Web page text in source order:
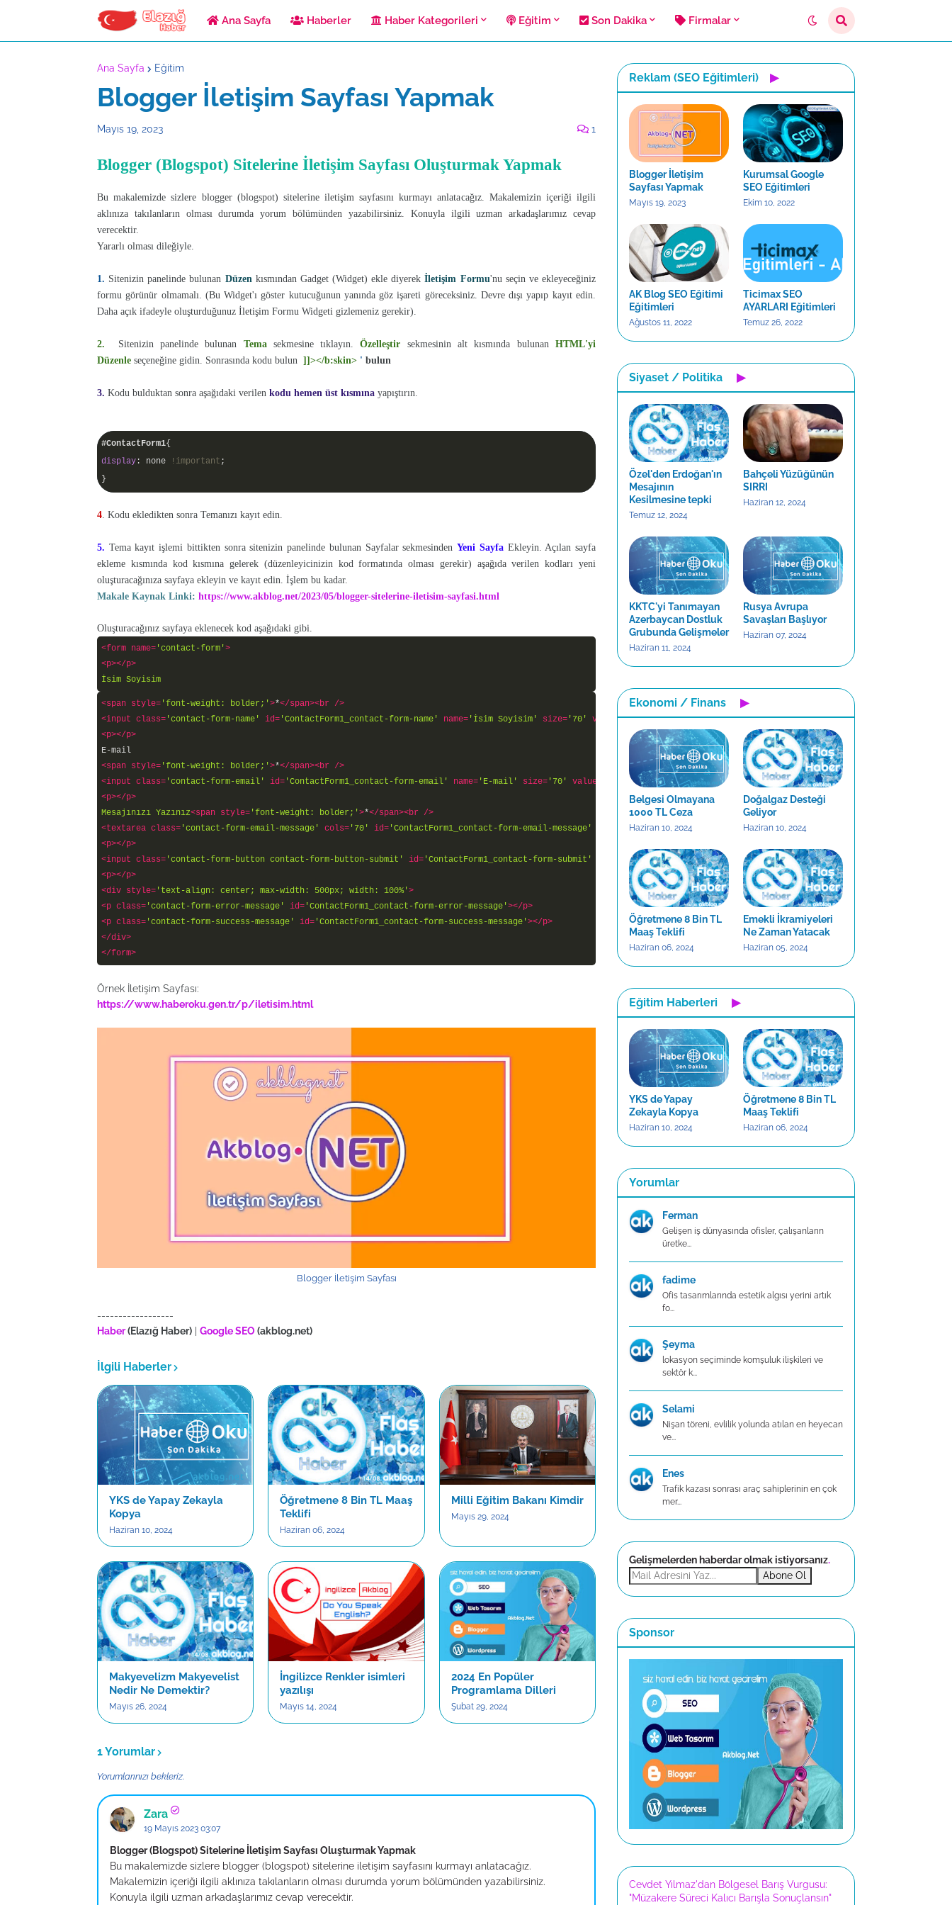
Ana Sayfa Haberler Haber Kategorileri Eğitim Son Dakika Firmalar
Ana Sayfa Eğitim
Blogger İletişim Sayfası Yapmak
Mayıs 19, 2023 1
Blogger (Blogspot) Sitelerine İletişim Sayfası Oluşturmak Yapmak
Bu makalemizde sizlere blogger (blogspot) sitelerine iletişim sayfasını kurmayı anlatacağız. Makalemizin içeriği ilgili
aklınıza takılanların olması durumda yorum bölümünden yazabilirsiniz. Konuyla ilgili uzman arkadaşlarımız cevap
verecektir.
Yararlı olması dileğiyle.
1. Sitenizin panelinde bulunan Düzen kısmından Gadget (Widget) ekle diyerekİletişim Formu'nu seçin ve ekleyeceğiniz
formu görünür olmamalı. (Bu Widget'ı göster kutucuğunun yanında göz işareti göreceksiniz. Devre dışı yapıp kayıt edin.
Daha açık ifadeyle oluşturduğunuz İletişim Formu Widgeti gizlemeniz gerekir).
2. Sitenizin panelinde bulunan Tema sekmesine tıklayın.Özelleştir sekmesinin alt kısmında bulunanHTML'yi
Düzenle seçeneğine gidin. Sonrasında kodu bulun ]]></b:skin> ' bulun
3. Kodu bulduktan sonra aşağıdaki verilen kodu hemen üst kısmına yapıştırın.
#ContactForm1
display : none !important ;
}
4. Kodu ekledikten sonra Temanızı kayıt edin.
5. Tema kayıt işlemi bittikten sonra sitenizin panelinde bulunan Sayfalar sekmesindenYeni SayfaEkleyin. Açılan sayfa
ekleme kısmında kod kısmına gelerek (düzenleyicinizin kod formatında olması gerekir) aşağıda verilen kodları yeni
oluşturacağınıza sayfaya ekleyin ve kayıt edin. İşlem bu kadar.
Makale Kaynak Linki: https://www.akblog.net/2023/05/blogger-sitelerine-iletisim-sayfasi.html
Oluşturacağınız sayfaya eklenecek kod aşağıdaki gibi.
<form name= 'contact-form'>
<p></p>
İsim Soyisim
<span style= 'font-weight: bolder;'>*</span><br />
<input class= 'contact-form-name' id= 'ContactForm1_contact-form-name' name= 'İsim Soyisim' size= '70' value ='' type='text' />
<p></p>
E-mail
<span style= 'font-weight: bolder;'>*</span><br />
<input class= 'contact-form-email' id= 'ContactForm1_contact-form-email' name= 'E-mail' size= '70' value type ='text' />
<p></p>
Mesajınızı Yazınız<span style= 'font-weight: bolder;'>*</span><br />
<textarea class= 'contact-form-email-message' cols= '70' id= 'ContactForm1_contact-form-email-message' 'Mesajınızı Yazınız' rows='5'></textarea
<p></p>
<input class= 'contact-form-button contact-form-button-submit' id= 'ContactForm1_contact-form-submit' 'Gönder' type='submit'
/>
<p></p>
<div style= 'text-align: center; max-width: 500px; width: 100%'>
<p class= 'contact-form-error-message' id= 'ContactForm1_contact-form-error-message'></p>
<p class= 'contact-form-success-message' id= 'ContactForm1_contact-form-success-message'></p>
</div>
</form>
Örnek İletişim Sayfası:
https://www.haberoku.gen.tr/p/iletisim.html
Blogger İletişim Sayfası
------------------
Haber(Elazığ Haber) Google SEO(akblog.net)
İlgili Haberler
YKS de Yapay Zekayla
Kopya
Haziran 10, 2024
Öğretmene 8 Bin TL Maaş
Teklifi
Haziran 06, 2024
Milli Eğitim Bakanı Kimdir
Mayıs 29, 2024
Makyevelizm Makyevelist
Nedir Ne Demektir?
Mayıs 26, 2024
İngilizce Renkler isimleri
yazılışı
Mayıs 14, 2024
2024 En Popüler
Programlama Dilleri
Şubat 29, 2024
1 Yorumlar
Yorumlarınızı bekleriz.
Zara
19 Mayıs 2023 03:07
Blogger (Blogspot) Sitelerine İletişim Sayfası Oluşturmak Yapmak
Bu makalemizde sizlere blogger (blogspot) sitelerine iletişim sayfasını kurmayı anlatacağız.
Makalemizin içeriği ilgili aklınıza takılanların olması durumda yorum bölümünden yazabilirsiniz.
Konuyla ilgili uzman arkadaşlarımız cevap verecektir.
Reklam (SEO Eğitimleri) ▶
Blogger İletişim
Sayfası Yapmak
Mayıs 19, 2023
Kurumsal Google
SEO Eğitimleri
Ekim 10, 2022
AK Blog SEO Eğitimi
Eğitimleri
Ağustos 11, 2022
Ticimax SEO
AYARLARI Eğitimleri
Temuz 26, 2022
Siyaset / Politika ▶
Özel'den Erdoğan'ın
Mesajının
Kesilmesine tepki
Temuz 12, 2024
Bahçeli Yüzüğünün
SIRRI
Haziran 12, 2024
KKTC'yi Tanımayan
Azerbaycan Dostluk
Grubunda Gelişmeler
Haziran 11, 2024
Rusya Avrupa
Savaşları Başlıyor
Haziran 07, 2024
Ekonomi / Finans ▶
Belgesi Olmayana
1000 TL Ceza
Haziran 10, 2024
Doğalgaz Desteği
Geliyor
Haziran 10, 2024
Öğretmene 8 Bin TL
Maaş Teklifi
Haziran 06, 2024
Emekli İkramiyeleri
Ne Zaman Yatacak
Haziran 05, 2024
Eğitim Haberleri ▶
YKS de Yapay
Zekayla Kopya
Haziran 10, 2024
Öğretmene 8 Bin TL
Maaş Teklifi
Haziran 06, 2024
Yorumlar
Ferman
Gelişen iş dünyasında ofisler, çalışanların
üretke...
fadime
Ofis tasarımlarında estetik algısı yerini artık
fo...
Şeyma
lokasyon seçiminde komşuluk ilişkileri ve
sektör k...
Selami
Nişan töreni, evlilik yolunda atılan en heyecan
ve...
Enes
Trafik kazası sonrası araç sahiplerinin en çok
mer...
Gelişmelerden haberdar olmak istiyorsanız.
Abone Ol
Sponsor
Cevdet Yılmaz'dan Bölgesel Barış Vurgusu:
"Müzakere Süreci Kalıcı Barışla Sonuçlansın"